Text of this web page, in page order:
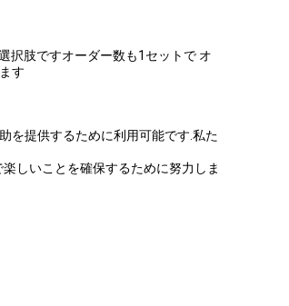
択肢ですオーダー数も1セットで オ
す
を提供するために利用可能です.私た
しいことを確保するために努力しま